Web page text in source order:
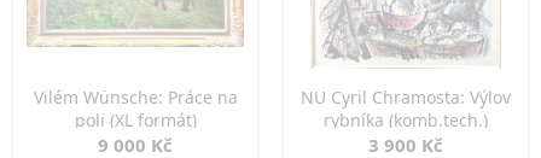
Vilém Wünsche: Práce na
poli (XL formát)
9 000 Kč
NU Cyril Chramosta: Výlov
rybníka (komb.tech.)
3 900 Kč